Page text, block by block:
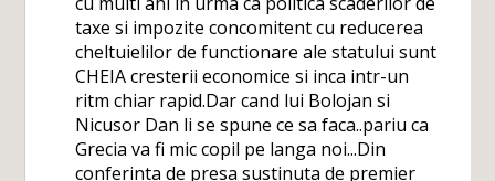
taxe si impozite concomitent cu reducerea
cheltuielilor de functionare ale statului sunt
CHEIA cresterii economice si inca intr-un
ritm chiar rapid.Dar cand lui Bolojan si
Nicusor Dan li se spune ce sa faca..pariu ca
Grecia va fi mic copil pe langa noi...Din
conferinta de presa sustinuta de premier